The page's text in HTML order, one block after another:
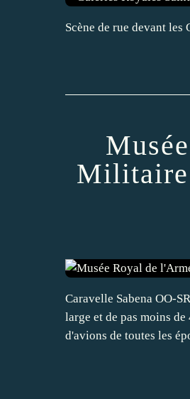
Scène de rue devant
Militaire
Caravelle Sabena OO-
large et de pas moins
d'avions de toutes les